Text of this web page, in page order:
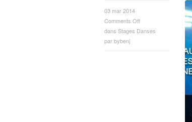
03 mar 2014
Comments Off
dans Stages Danses
parbybenj